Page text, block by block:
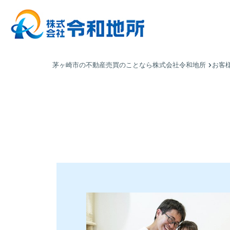
茅ヶ崎市の不動産売買のことなら株式会社令和地所 お客